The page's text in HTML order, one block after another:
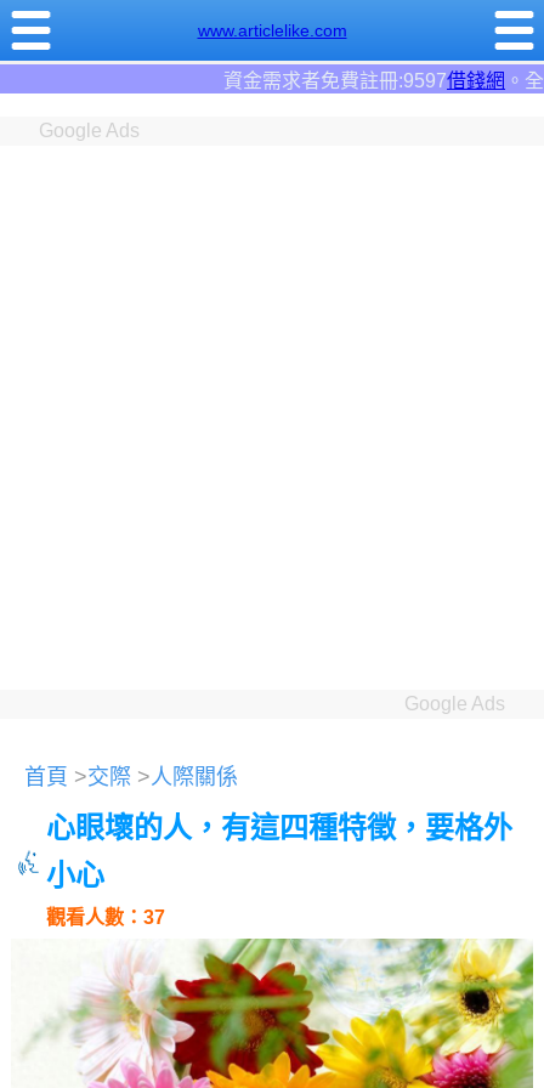
www.articlelike.com
資金需求者免費註冊:9597借錢網。全台前三大借錢網站！
Google Ads
Google Ads
首頁 >交際 >人際關係
心眼壞的人，有這四種特徵，要格外
小心
觀看人數：37